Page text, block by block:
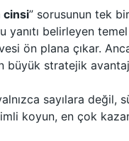
cinsi” sorusunun tek
yanıtı belirleyen
ön plana çıkar.
büyük stratejik
sayılara değil,
koyun, en çok